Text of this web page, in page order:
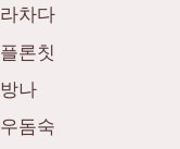
라차다
플론칫
방나
우돔숙